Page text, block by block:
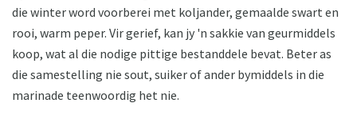
die winter word voorberei met koljander, gemaalde swart en
rooi, warm peper. Vir gerief, kan jy 'n sakkie van geurmiddels
koop, wat al die nodige pittige bestanddele bevat. Beter as
die samestelling nie sout, suiker of ander bymiddels in die
marinade teenwoordig het nie.